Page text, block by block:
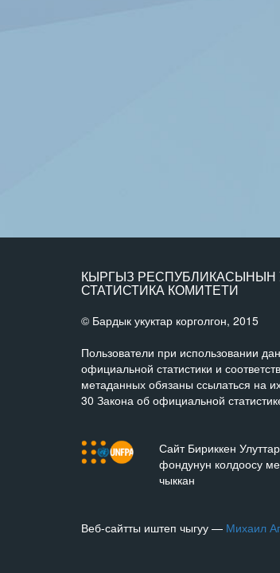
КЫРГЫЗ РЕСПУБЛИКАСЫНЫН
СТАТИСТИКА КОМИТЕТИ
© Бардык укуктар корголгон, 2015
Пользователи при использовании
официальной статистики и
метаданных обязаны ссылаться на
30 Закона об официальной
Сайт Бириккен
фондунун колдоосу
чыккан
Веб-сайтты иштеп чыгуу — Михаил